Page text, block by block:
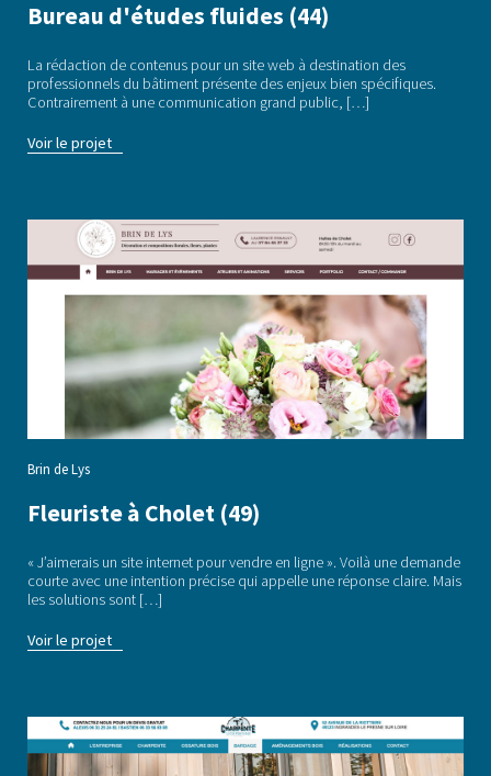
Dépannage WordPress
Maintenance WordPress
Réalisations
Contactez-nous
Bureau d'études fluides (44)
La rédaction de contenus pour un site web à destination des
professionnels du bâtiment présente des enjeux bien spécifiques.
Contrairement à une communication grand public, […]
Voir le projet
Brin de Lys
Fleuriste à Cholet (49)
« J’aimerais un site internet pour vendre en ligne ». Voilà une demande
courte avec une intention précise qui appelle une réponse claire. Mais
les solutions sont […]
Voir le projet